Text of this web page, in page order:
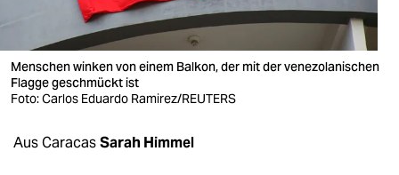
verlag
veranstaltungen
Menschen winken von einem Balkon, der mit der venezolanischen
Flagge geschmückt ist
Foto: Carlos Eduardo Ramirez/REUTERS
Aus CaracasSarah Himmel